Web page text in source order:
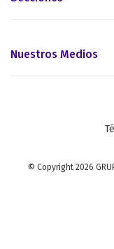
Nuestros Medios
© Copyright 2026